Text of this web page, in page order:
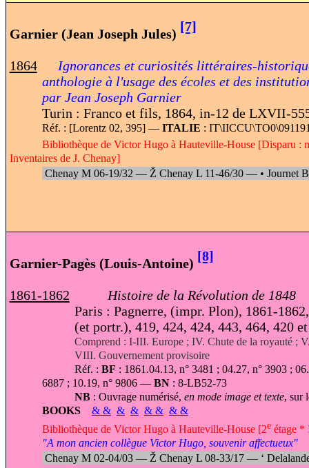
Garnier (Jean Joseph Jules) [7]
1864
Ignorances et curiosités littéraires-
anthologie à l'usage des écoles et des
par Jean Joseph Garnier
Turin : Franco et fils, 1864, in-12 de LXVII-
Réf. : [Lorentz 02, 395] — ITALIE :
Bibliothèque de Victor Hugo à Hauteville-House [Disparu :
Inventaires de J. Chenay]
Chenay M 06-19/32 — Ž Chenay L 11-46/30 — • Journet
Garnier-Pagès (Louis-Antoine) [8]
1861-1862
Histoire de la Révolution de 1848
Paris : Pagnerre, (impr. Plon), 1861-
(et portr.), 419, 424, 424, 443, 464, 420
Comprend : I-III. Europe ; IV.Chute de la royauté ;
VIII. Gouvernement provisoire
Réf. :BF : 1861.04.13, n° 3481 ; 04.27, n° 3903 ;
6887 ; 10.19, n° 9806 — BN: 8-LB52-73
NB : Ouvrage numérisé,en mode image et texte, sur
BOOKS
& & & & & & & &
Bibliothèque de Victor Hugo à Hauteville-House [2eétage *
"A mon ancien collègue Victor Hugo, souvenir affectueux"
Chenay M 02-04/03 — Ž Chenay L 08-33/17 — ‘